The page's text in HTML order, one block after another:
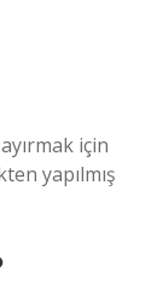
için
yapılmış